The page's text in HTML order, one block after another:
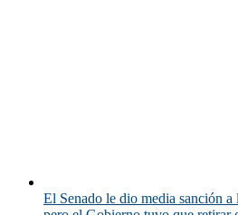
El Senado le dio media sanción